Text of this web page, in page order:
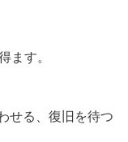
ます。
せる、復旧を待つ